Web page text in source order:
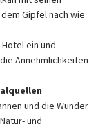
Gipfel nach wie
ein und
Annehmlichkeiten
und die Wunder
und